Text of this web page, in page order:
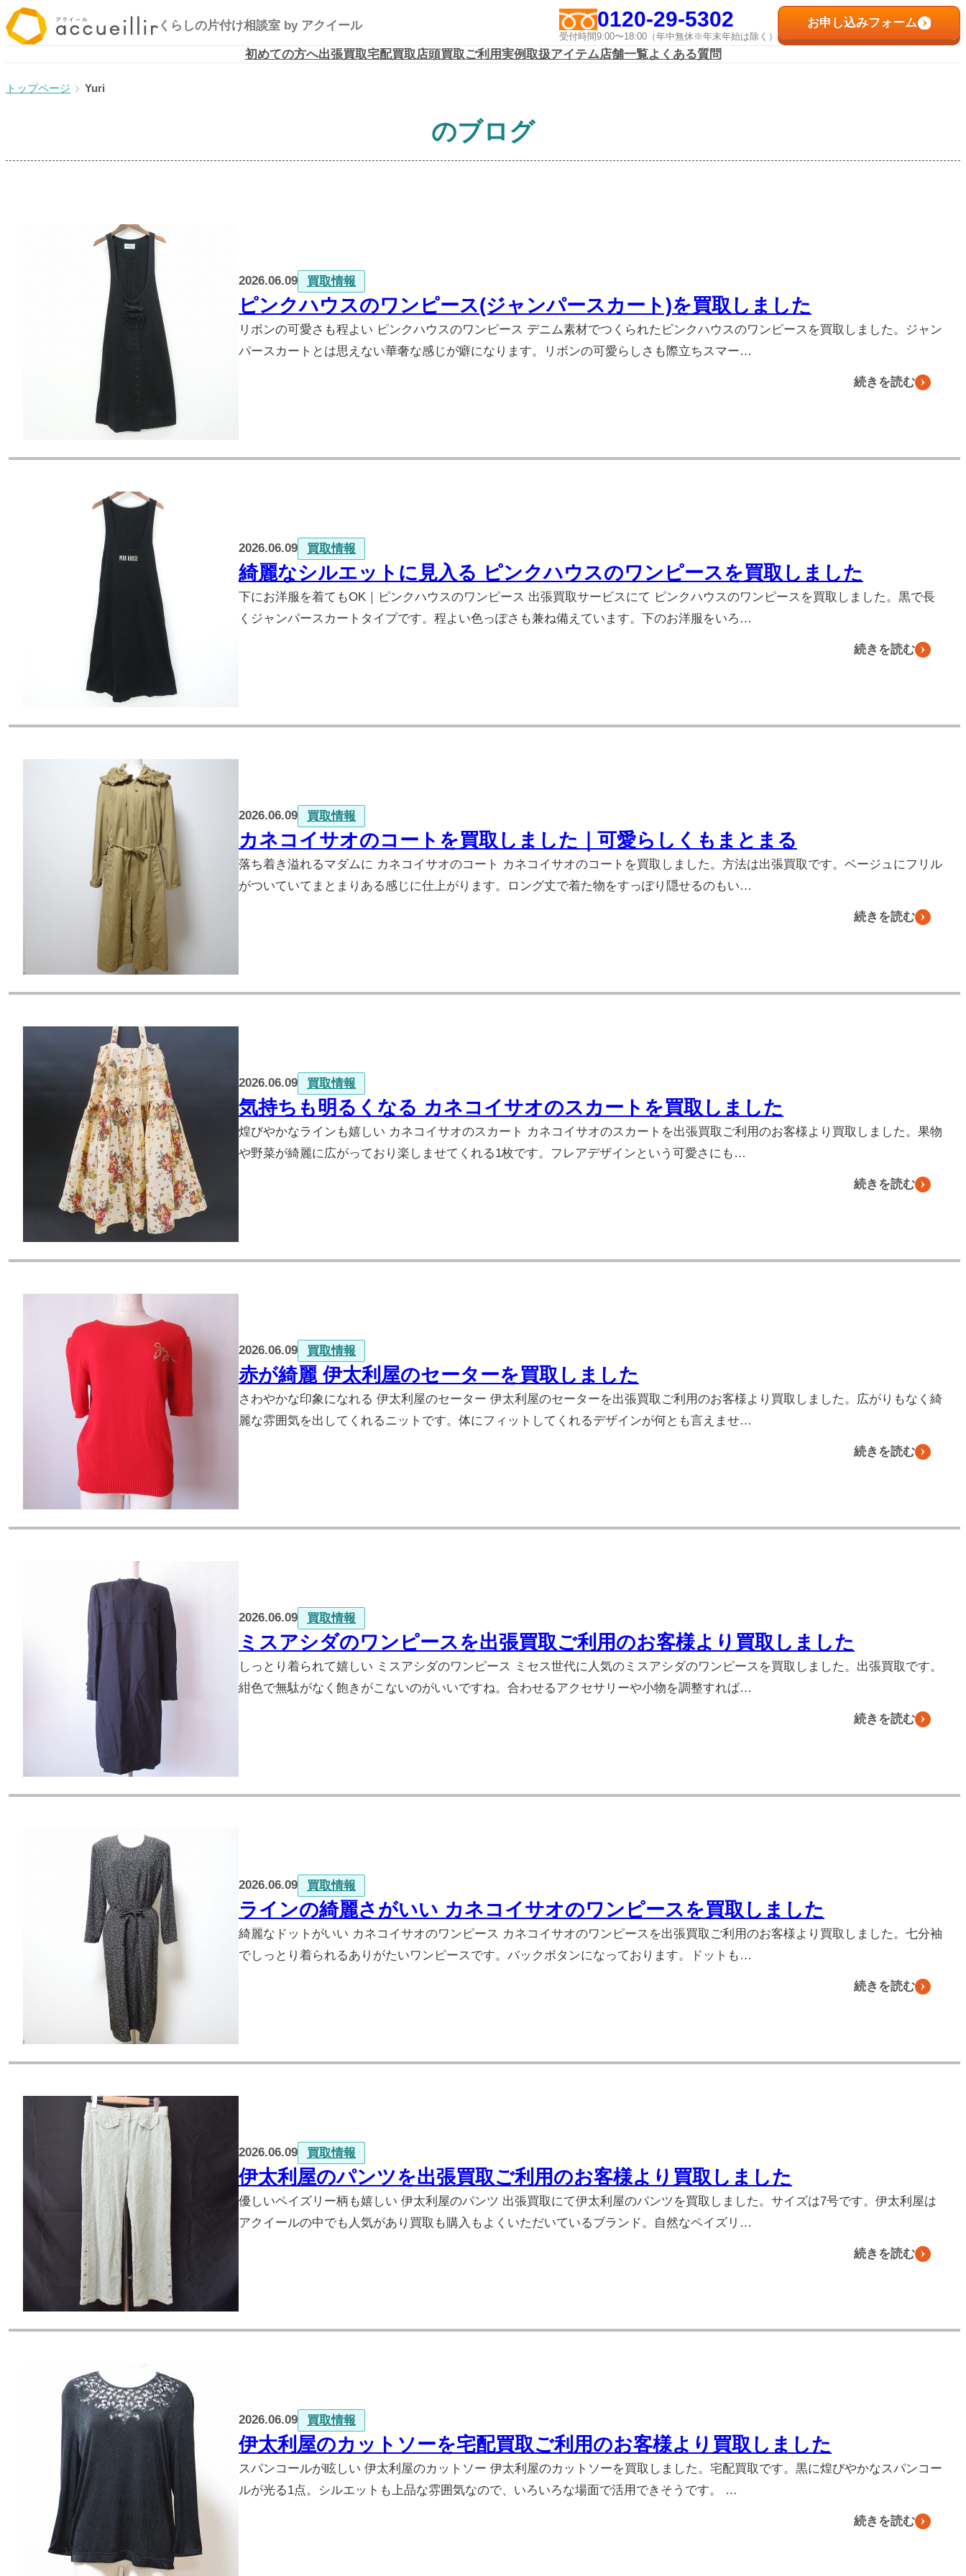
内
容
キ
くらしの片付け相談室 by アクイール 0120-29-5302
受付時間9:00〜18:00（年中無休※年末年始は除く）
お申し込みフォーム
初めての方へ出張買取宅配買取店頭買取ご利用実例取扱アイテム店舗一覧よくある質問
Yuri
のブログ
2026.06.09 買取情報
ピンクハウスのワンピース(ジャンパースカート)を買取しました
リボンの可愛さも程よい ピンクハウスのワンピース デニム素材でつくられたピンクハウスのワンピースを買取しました。ジャン
パースカートとは思えない華奢な感じが癖になります。リボンの可愛らしさも際立ちスマー…
続きを読む
2026.06.09 買取情報
綺麗なシルエットに見入る ピンクハウスのワンピースを買取しました
下にお洋服を着てもOK｜ピンクハウスのワンピース 出張買取サービスにて ピンクハウスのワンピースを買取しました。黒で長
くジャンパースカートタイプです。程よい色っぽさも兼ね備えています。下のお洋服をいろ…
続きを読む
2026.06.09 買取情報
カネコイサオのコートを買取しました｜可愛らしくもまとまる
落ち着き溢れるマダムに カネコイサオのコート カネコイサオのコートを買取しました。方法は出張買取です。ベージュにフリル
がついていてまとまりある感じに仕上がります。ロング丈で着た物をすっぽり隠せるのもい…
続きを読む
2026.06.09 買取情報
気持ちも明るくなる カネコイサオのスカートを買取しました
煌びやかなラインも嬉しい カネコイサオのスカート カネコイサオのスカートを出張買取ご利用のお客様より買取しました。果物
や野菜が綺麗に広がっており楽しませてくれる1枚です。フレアデザインという可愛さにも…
続きを読む
2026.06.09 買取情報
赤が綺麗 伊太利屋のセーターを買取しました
さわやかな印象になれる 伊太利屋のセーター 伊太利屋のセーターを出張買取ご利用のお客様より買取しました。広がりもなく綺
麗な雰囲気を出してくれるニットです。体にフィットしてくれるデザインが何とも言えませ…
続きを読む
2026.06.09 買取情報
ミスアシダのワンピースを出張買取ご利用のお客様より買取しました
しっとり着られて嬉しい ミスアシダのワンピース ミセス世代に人気のミスアシダのワンピースを買取しました。出張買取です。
紺色で無駄がなく飽きがこないのがいいですね。合わせるアクセサリーや小物を調整すれば…
続きを読む
2026.06.09 買取情報
ラインの綺麗さがいい カネコイサオのワンピースを買取しました
綺麗なドットがいい カネコイサオのワンピース カネコイサオのワンピースを出張買取ご利用のお客様より買取しました。七分袖
でしっとり着られるありがたいワンピースです。バックボタンになっております。ドットも…
続きを読む
2026.06.09 買取情報
伊太利屋のパンツを出張買取ご利用のお客様より買取しました
優しいペイズリー柄も嬉しい 伊太利屋のパンツ 出張買取にて伊太利屋のパンツを買取しました。サイズは7号です。伊太利屋は
アクイールの中でも人気があり買取も購入もよくいただいているブランド。自然なペイズリ…
続きを読む
2026.06.09 買取情報
伊太利屋のカットソーを宅配買取ご利用のお客様より買取しました
スパンコールが眩しい 伊太利屋のカットソー 伊太利屋のカットソーを買取しました。宅配買取です。黒に煌びやかなスパンコー
ルが光る1点。シルエットも上品な雰囲気なので、いろいろな場面で活用できそうです。 …
続きを読む